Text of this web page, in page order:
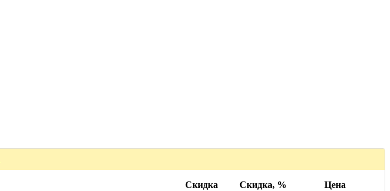
Скидка Скидка, %
Цена